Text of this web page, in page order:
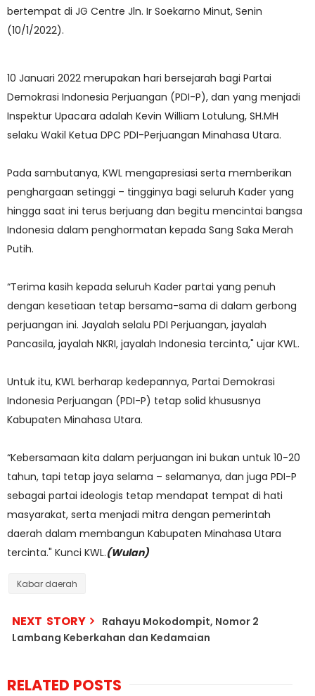
bertempat di JG Centre Jln. Ir Soekarno Minut, Senin
(10/1/2022).
10 Januari 2022 merupakan hari bersejarah bagi Partai
Demokrasi Indonesia Perjuangan (PDI-P), dan yang menjadi
Inspektur Upacara adalah Kevin William Lotulung, SH.MH
selaku Wakil Ketua DPC PDI-Perjuangan Minahasa Utara.
Pada sambutanya, KWL mengapresiasi serta memberikan
penghargaan setinggi – tingginya bagi seluruh Kader yang
hingga saat ini terus berjuang dan begitu mencintai bangsa
Indonesia dalam penghormatan kepada Sang Saka Merah
Putih.
“Terima kasih kepada seluruh Kader partai yang penuh
dengan kesetiaan tetap bersama-sama di dalam gerbong
perjuangan ini. Jayalah selalu PDI Perjuangan, jayalah
Pancasila, jayalah NKRI, jayalah Indonesia tercinta," ujar KWL.
Untuk itu, KWL berharap kedepannya, Partai Demokrasi
Indonesia Perjuangan (PDI-P) tetap solid khususnya
Kabupaten Minahasa Utara.
“Kebersamaan kita dalam perjuangan ini bukan untuk 10-20
tahun, tapi tetap jaya selama – selamanya, dan juga PDI-P
sebagai partai ideologis tetap mendapat tempat di hati
masyarakat, serta menjadi mitra dengan pemerintah
daerah dalam membangun Kabupaten Minahasa Utara
tercinta." Kunci KWL.(Wulan)
Kabar daerah
NEXT STORY
Rahayu Mokodompit, Nomor 2
Lambang Keberkahan dan Kedamaian
RELATED POSTS